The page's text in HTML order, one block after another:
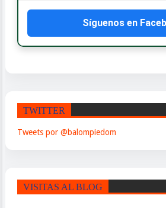
Síguenos en
TWITTER
Tweets por @balompiedom
VISITAS AL BLOG